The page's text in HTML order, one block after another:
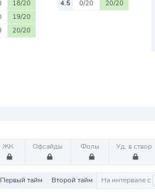
18/20
19/20
20/20
4.5
0/20 20/20
ЖК Офсайды Фолы Уд. в створ
Первый тайм Второй тайм На интервале с